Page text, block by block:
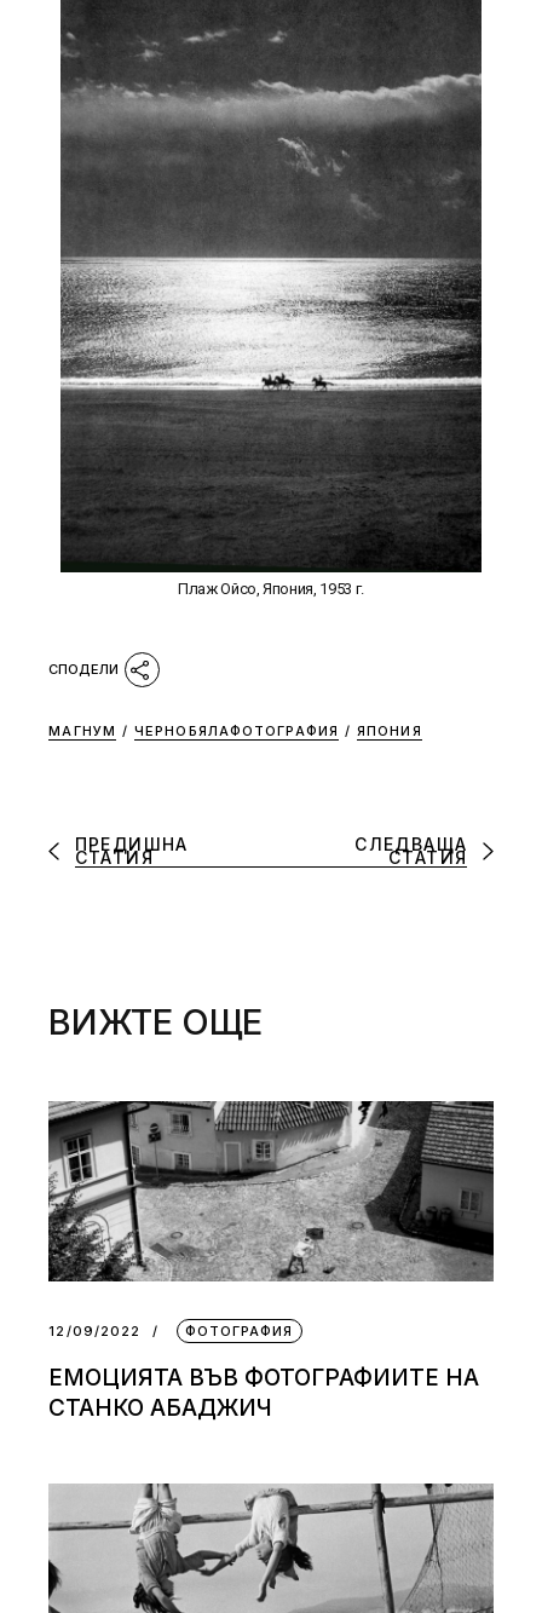
Плаж Ойсо, Япония, 1953 г.
МАГНУМ / ЧЕРНОБЯЛАФОТОГРАФИЯ / ЯПОНИЯ
ПРЕДИШНА
СТАТИЯ
СЛЕДВАЩА
СТАТИЯ
ВИЖТЕ ОЩЕ
12/09/2022 ФОТОГРАФИЯ
ЕМОЦИЯТА ВЪВ ФОТОГРАФИИТЕ НА
СТАНКО АБАДЖИЧ